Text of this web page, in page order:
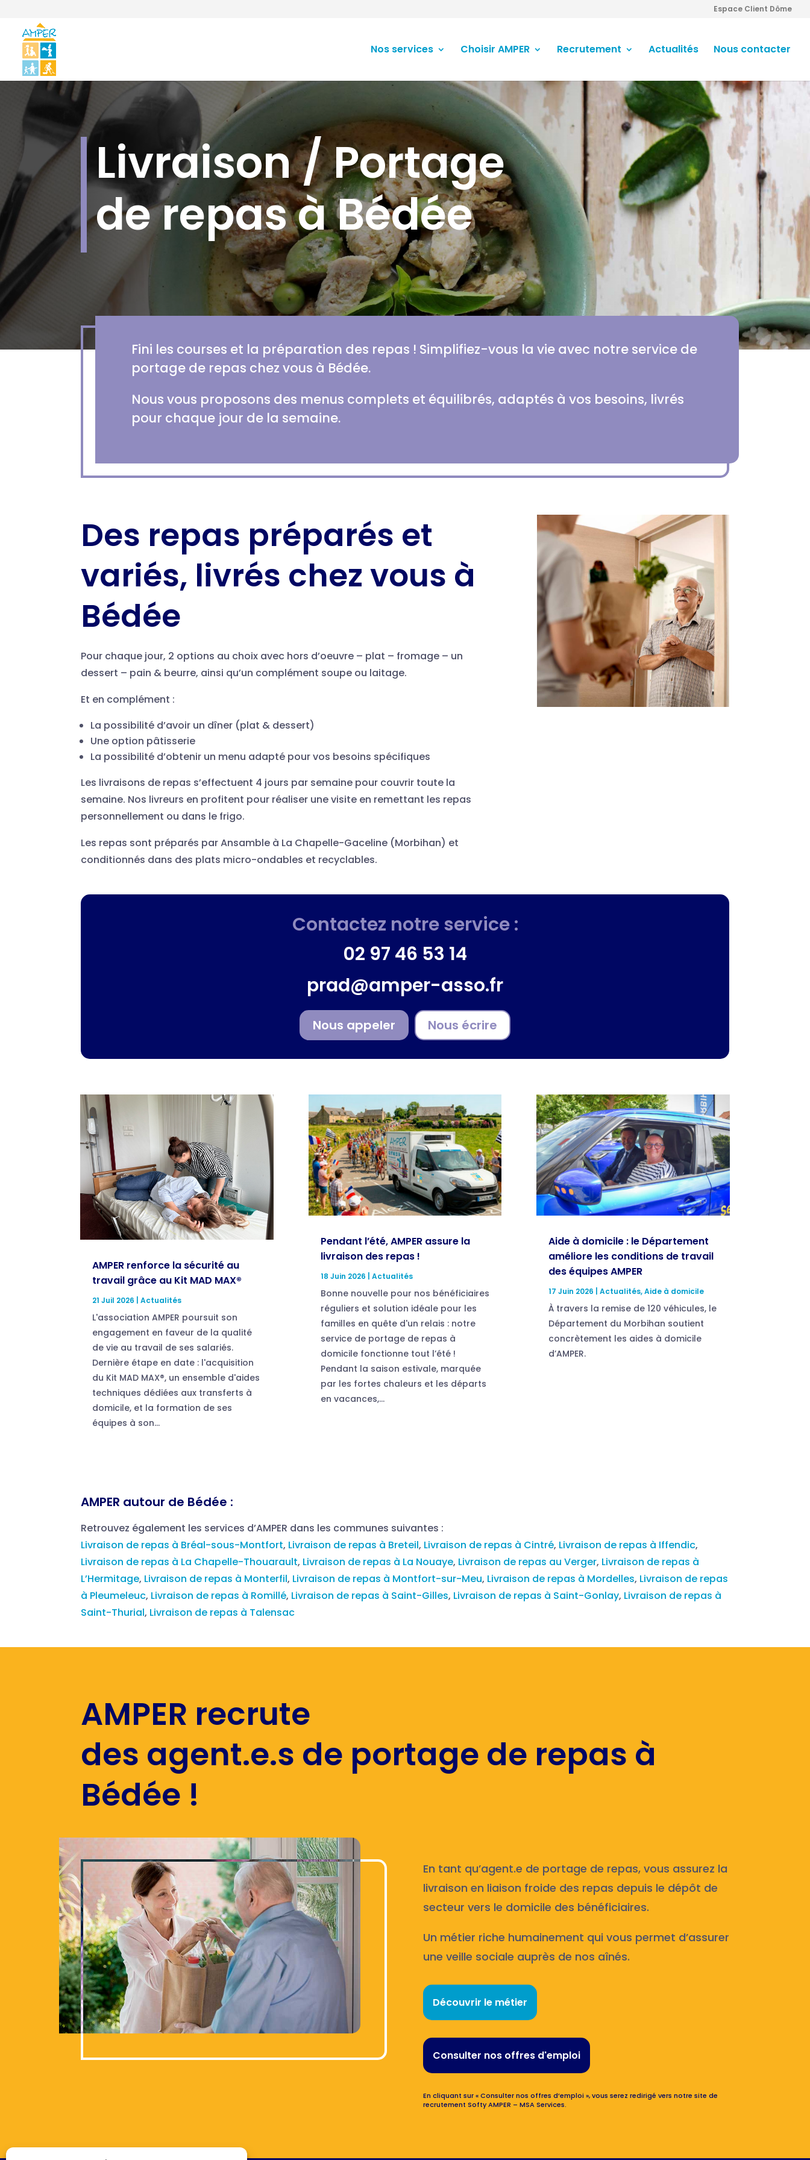
Espace Client Dôme
Nos services Choisir AMPER Recrutement Actualités Nous contacter
Livraison / Portage
de repas à Bédée
Fini les courses et la préparation des repas ! Simplifiez-vous la vie avec notre service de
portage de repas chez vous à Bédée.
Nous vous proposons des menus complets et équilibrés, adaptés à vos besoins, livrés
pour chaque jour de la semaine.
Des repas préparés et
variés, livrés chez vous à
Bédée
Pour chaque jour, 2 options au choix avec hors d’oeuvre – plat – fromage – un
dessert – pain & beurre, ainsi qu’un complément soupe ou laitage.
Et en complément :
La possibilité d’avoir un dîner (plat & dessert)
Une option pâtisserie
La possibilité d’obtenir un menu adapté pour vos besoins spécifiques
Les livraisons de repas s’effectuent 4 jours par semaine pour couvrir toute la
semaine. Nos livreurs en profitent pour réaliser une visite en remettant les repas
personnellement ou dans le frigo.
Les repas sont préparés par Ansamble à La Chapelle-Gaceline (Morbihan) et
conditionnés dans des plats micro-ondables et recyclables.
Contactez notre service :
02 97 46 53 14
prad@amper-asso.fr
Nous appeler Nous écrire
AMPER renforce la sécurité au
travail grâce au Kit MAD MAX®
21 Juil 2026 |Actualités
L'association AMPER poursuit son
engagement en faveur de la qualité
de vie au travail de ses salariés.
Dernière étape en date : l'acquisition
du Kit MAD MAX®, un ensemble d'aides
techniques dédiées aux transferts à
domicile, et la formation de ses
équipes à son...
Pendant l’été, AMPER assure la
livraison des repas !
18 Juin 2026 Actualités
Bonne nouvelle pour nos bénéficiaires
réguliers et solution idéale pour les
familles en quête d'un relais : notre
service de portage de repas à
domicile fonctionne tout l’été !
Pendant la saison estivale, marquée
par les fortes chaleurs et les départs
en vacances,...
Aide à domicile : le Département
améliore les conditions de travail
des équipes AMPER
17 Juin 2026 Actualités,Aide à domicile
À travers la remise de 120 véhicules, le
Département du Morbihan soutient
concrètement les aides à domicile
d’AMPER.
AMPER autour de Bédée :
Retrouvez également les services d’AMPER dans les communes suivantes :
Livraison de repas à Bréal-sous-Montfort, Livraison de repas à Breteil, Livraison de repas à Cintré, Livraison de repas à Iffendic,
Livraison de repas à La Chapelle-Thouarault, Livraison de repas à La Nouaye, Livraison de repas au Verger, Livraison de repas à
L’Hermitage, Livraison de repas à Monterfil, Livraison de repas à Montfort-sur-Meu, Livraison de repas à Mordelles, Livraison de repas
à Pleumeleuc, Livraison de repas à Romillé, Livraison de repas à Saint-Gilles, Livraison de repas à Saint-Gonlay, Livraison de repas à
Saint-Thurial, Livraison de repas à Talensac
AMPER recrute
des agent.e.s de portage de repas à
Bédée !
En tant qu’agent.e de portage de repas, vous assurez la
livraison en liaison froide des repas depuis le dépôt de
secteur vers le domicile des bénéficiaires.
Un métier riche humainement qui vous permet d’assurer
une veille sociale auprès de nos aînés.
Découvrir le métier
Consulter nos offres d'emploi
En cliquant sur « Consulter nos offres d’emploi », vous serez redirigé vers notre site de
recrutement Softy AMPER – MSA Services.